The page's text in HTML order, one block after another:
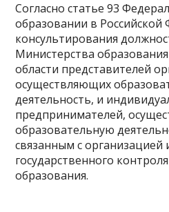
Согласно статье 93
образовании в
консультирования
Министерства
области представителей
осуществляющих
деятельность, и
предпринимателей,
образовательную
связанным с организацией
государственного
образования.